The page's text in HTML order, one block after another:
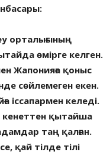
орталығының
өмірге келген.
Жапонияға қоныс
сөйлемеген екен.
іссапармен келеді.
кенеттен қытайша
таң қалған.
қай тілде тілі